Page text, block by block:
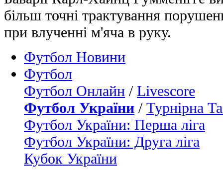
більш точні трактування
при влученні м'яча в руку.
Футбол Новини
Футбол
Футбол Онлайн / Livescore
Футбол України / Турнірна
Футбол України: Перша ліга
Футбол України: Друга ліга
Кубок України